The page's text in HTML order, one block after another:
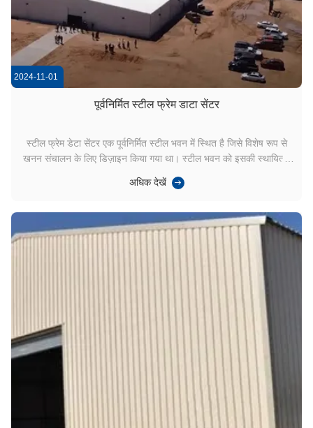
2024-11-01
पूर्वनिर्मित स्टील फ्रेम डाटा सेंटर
स्टील फ्रेम डेटा सेंटर एक पूर्वनिर्मित स्टील भवन में स्थित है जिसे विशेष रूप से
खनन संचालन के लिए डिज़ाइन किया गया था। स्टील भवन को इसकी स्थायित्व,
संचालन सुविधा के लिए एक आदर्श विकल्प बना रहा है। डाटा सेंटर पूर्वनिर्मित
अधिक देखें